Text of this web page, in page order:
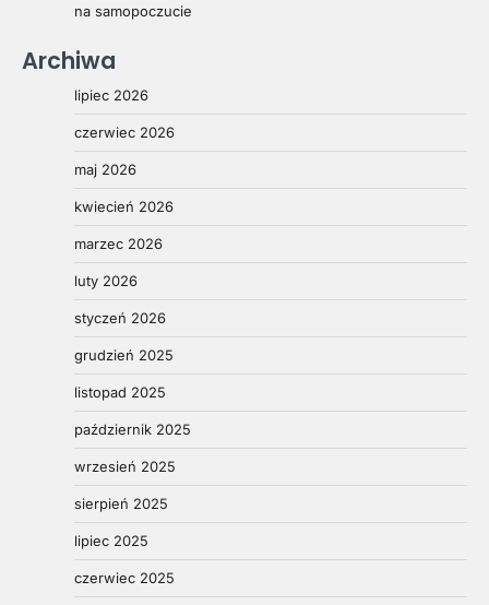
na samopoczucie
Archiwa
lipiec 2026
czerwiec 2026
maj 2026
kwiecień 2026
marzec 2026
luty 2026
styczeń 2026
grudzień 2025
listopad 2025
październik 2025
wrzesień 2025
sierpień 2025
lipiec 2025
czerwiec 2025